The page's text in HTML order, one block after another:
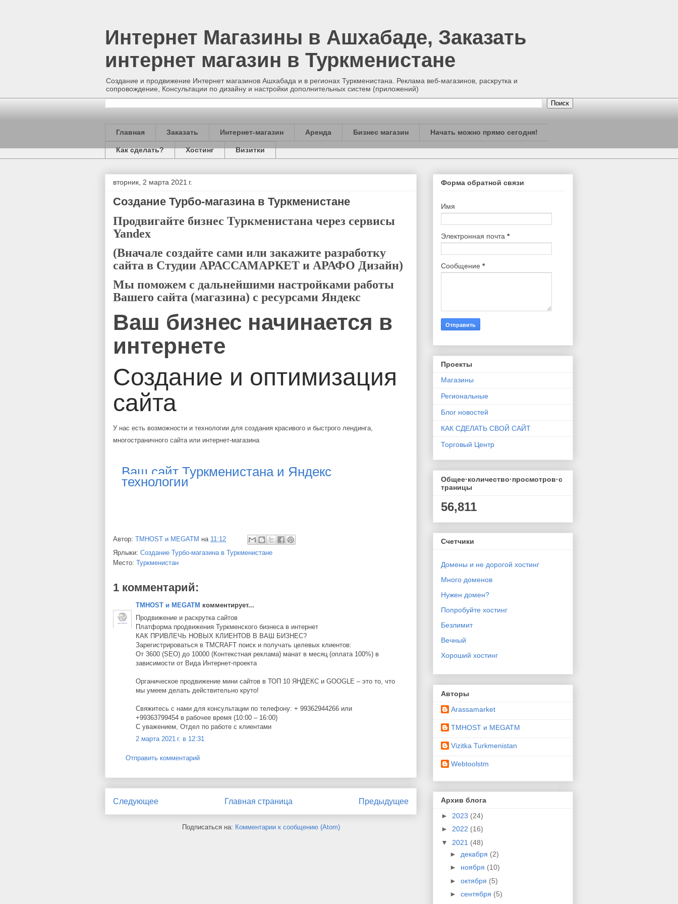
Интернет Магазины в Ашхабаде, Заказать
интернет магазин в Туркменистане
Создание и продвижение Интернет магазинов Ашхабада и в регионах Туркменистана. Реклама веб-магазинов, раскрутка и
сопровождение, Консультации по дизайну и настройки дополнительных систем (приложений)
Главная Заказать Интернет-магазин Аренда Бизнес магазин Начать можно прямо сегодня!
Как сделать? Хостинг Визитки
вторник, 2 марта 2021 г.
Создание Турбо-магазина в Туркменистане
Продвигайте бизнес Туркменистана через сервисы
Yandex
(Вначале создайте сами или закажите разработку
сайта в Студии АРАССАМАРКЕТ и АРАФО Дизайн)
Мы поможем с дальнейшими настройками работы
Вашего сайта (магазина) с ресурсами Яндекс
Ваш бизнес начинается в
интернете
Создание и оптимизация
сайта
У нас есть возможности и технологии для создания красивого и быстрого лендинга,
многостраничного сайта или интернет-магазина
Ваш сайт Туркменистана и Яндекс
технологии
Автор: TMHOST и MEGATM на 11:12
Ярлыки: Создание Турбо-магазина в Туркменистане
Место: Туркменистан
1 комментарий:
TMHOST и MEGATM комментирует...
Продвижение и раскрутка сайтов
Платформа продвижения Туркменского бизнеса в интернет
КАК ПРИВЛЕЧЬ НОВЫХ КЛИЕНТОВ В ВАШ БИЗНЕС?
Зарегистрироваться в TMCRAFT поиск и получать целевых клиентов:
От 3600 (SEO) до 10000 (Контекстная реклама) манат в месяц (оплата 100%) в
зависимости от Вида Интернет-проекта
Органическое продвижение мини сайтов в ТОП 10 ЯНДЕКС и GOOGLE – это то, что
мы умеем делать действительно круто!
Свяжитесь с нами для консультации по телефону: + 99362944266 или
+99363799454 в рабочее время (10:00 – 16:00)
С уважением, Отдел по работе с клиентами
2 марта 2021 г. в 12:31
Отправить комментарий
Следующее Предыдущее
Главная страница
Подписаться на: Комментарии к сообщению (Atom)
Форма обратной связи
Имя
Электронная почта *
Сообщение *
Проекты
Магазины
Региональные
Блог новостей
КАК СДЕЛАТЬ СВОЙ САЙТ
Торговый Центр
Общее·количество·просмотров·с
траницы
56,811
Счетчики
Домены и не дорогой хостинг
Много доменов
Нужен домен?
Попробуйте хостинг
Безлимит
Вечный
Хороший хостинг
Авторы
Arassamarket
TMHOST и MEGATM
Vizitka Turkmenistan
Webtoolstm
Архив блога
► 2023 (24)
► 2022 (16)
▼ 2021 (48)
► декабря (2)
► ноября (10)
► октября (5)
► сентября (5)